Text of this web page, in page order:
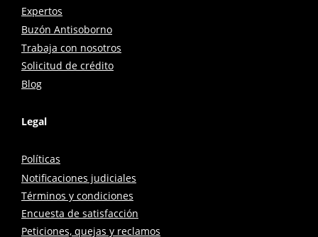
Expertos
Buzón Antisoborno
Trabaja con nosotros
Solicitud de crédito
Blog
Legal
Políticas
Notificaciones judiciales
Términos y condiciones
Encuesta de satisfacción
Peticiones, quejas y reclamos